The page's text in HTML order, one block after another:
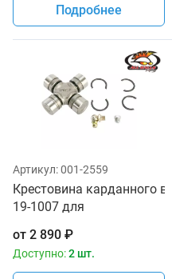
Подробнее
Артикул:001-2559
Крестовина карданного
19-1007 для
от 2 890 ₽
Доступно:2 шт.